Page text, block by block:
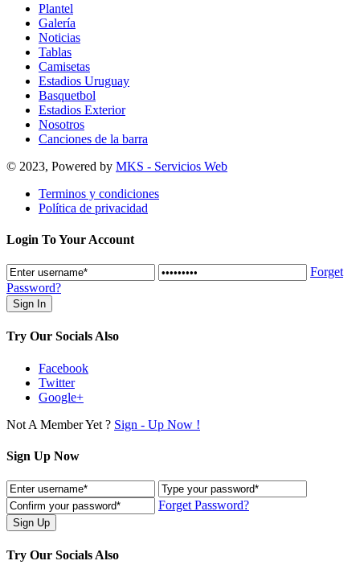
Plantel
Galería
Noticias
Tablas
Camisetas
Estadios Uruguay
Basquetbol
Estadios Exterior
Nosotros
Canciones de la barra
© 2023, Powered by MKS - Servicios Web
Terminos y condiciones
Política de privacidad
Login To Your Account
Forget
Password?
Try Our Socials Also
Facebook
Twitter
Google+
Not A Member Yet ? Sign - Up Now !
Sign Up Now
Forget Password?
Try Our Socials Also